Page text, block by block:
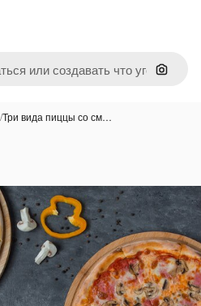
Поиск
/Три вида пиццы со см…